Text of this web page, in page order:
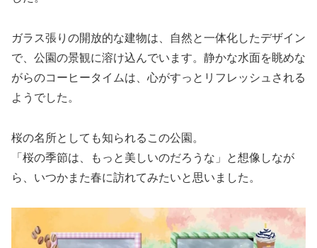
ガラス張りの開放的な建物は、自然と一体化したデザイン
で、公園の景観に溶け込んでいます。静かな水面を眺めな
がらのコーヒータイムは、心がすっとリフレッシュされる
ようでした。
桜の名所としても知られるこの公園。
「桜の季節は、もっと美しいのだろうな」と想像しなが
ら、いつかまた春に訪れてみたいと思いました。